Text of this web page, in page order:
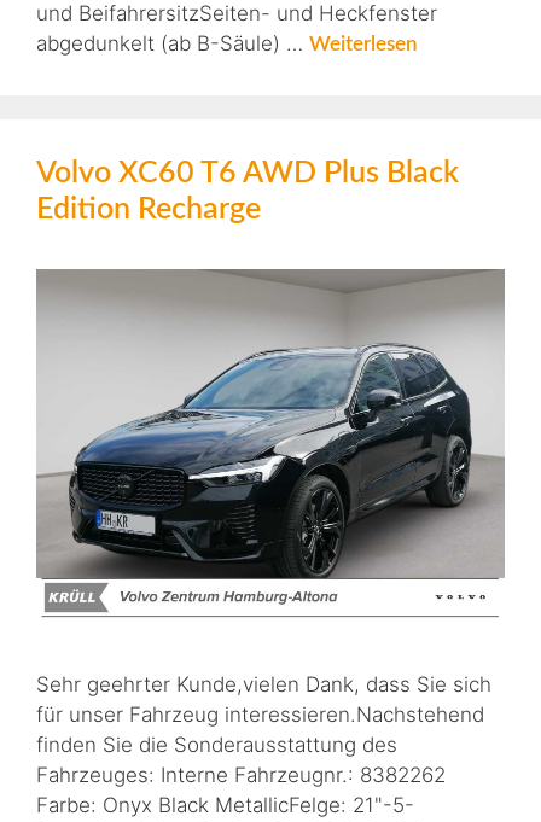
und BeifahrersitzSeiten- und Heckfenster
abgedunkelt (ab B-Säule) … Weiterlesen
Volvo XC60 T6 AWD Plus Black
Edition Recharge
Sehr geehrter Kunde,vielen Dank, dass Sie sich
für unser Fahrzeug interessieren.Nachstehend
finden Sie die Sonderausstattung des
Fahrzeuges: Interne Fahrzeugnr.: 8382262
Farbe: Onyx Black MetallicFelge: 21"-5-